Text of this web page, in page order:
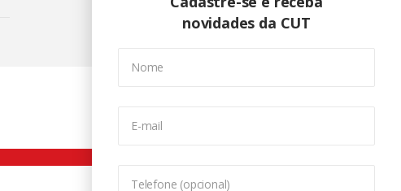
novidades da CUT
Nome
E-mail
Telefone (opcional)